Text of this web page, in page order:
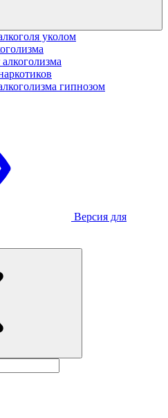
уколом
гипнозом
Версия для